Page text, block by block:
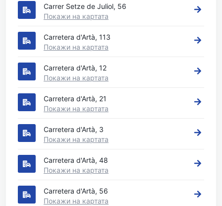
Carrer Setze de Juliol, 56
Покажи на картата
Carretera d'Artà, 113
Покажи на картата
Carretera d'Artà, 12
Покажи на картата
Carretera d'Artà, 21
Покажи на картата
Carretera d'Artà, 3
Покажи на картата
Carretera d'Artà, 48
Покажи на картата
Carretera d'Artà, 56
Покажи на картата